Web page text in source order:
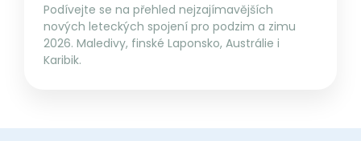
Podívejte se na přehled nejzajímavějších
nových leteckých spojení pro podzim a zimu
2026. Maledivy, finské Laponsko, Austrálie i
Karibik.